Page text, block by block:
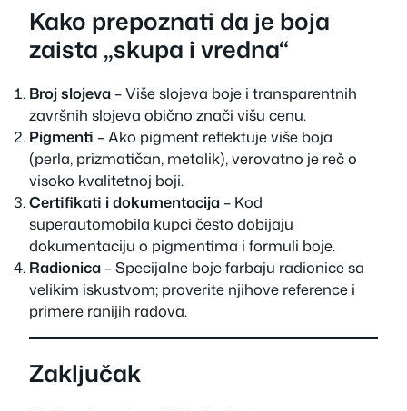
Kako prepoznati da je boja
zaista „skupa i vredna“
Broj slojeva– Više slojeva boje i transparentnih
završnih slojeva obično znači višu cenu.
Pigmenti – Ako pigment reflektuje više boja
(perla, prizmatičan, metalik), verovatno je reč o
visoko kvalitetnoj boji.
Certifikati i dokumentacija– Kod
superautomobila kupci često dobijaju
dokumentaciju o pigmentima i formuli boje.
Radionica– Specijalne boje farbaju radionice sa
velikim iskustvom; proverite njihove reference i
primere ranijih radova.
Zaključak